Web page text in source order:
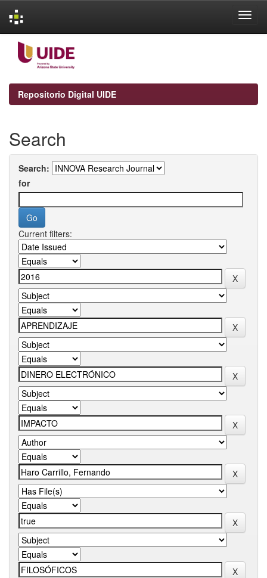
navigation
Repositorio Digital UIDE
Search
Search:
for
Current filters: